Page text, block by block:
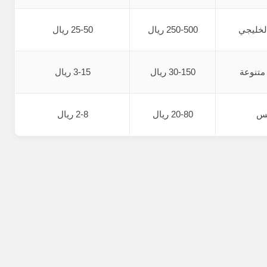
250-500 ريال 25-50 ريال
30-150 ريال 3-15 ريال
20-80 ريال 2-8 ريال